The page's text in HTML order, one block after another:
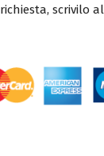
scrivilo